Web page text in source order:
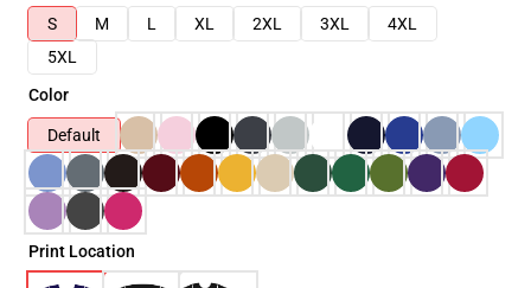
S
M L XL 2XL 3XL
4XL
5XL
Color
Default
Print Location